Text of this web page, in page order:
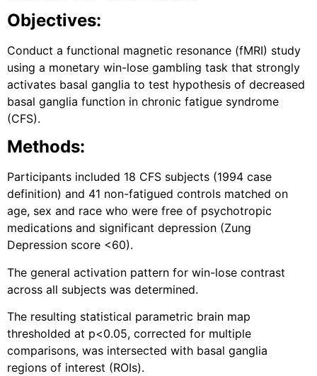
Objectives:
Conduct a functional magnetic resonance (fMRI) study
using a monetary win-lose gambling task that strongly
activates basal ganglia to test hypothesis of decreased
basal ganglia function in chronic fatigue syndrome
(CFS).
Methods:
Participants included 18 CFS subjects (1994 case
definition) and 41 non-fatigued controls matched on
age, sex and race who were free of psychotropic
medications and significant depression (Zung
Depression score <60).
The general activation pattern for win-lose contrast
across all subjects was determined.
The resulting statistical parametric brain map
thresholded at p<0.05, corrected for multiple
comparisons, was intersected with basal ganglia
regions of interest (ROIs).